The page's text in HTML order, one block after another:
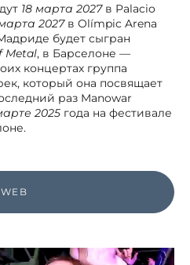
18 марта 2027в Palacio
2027в Olímpic Arena
будет сыгран
Metal, в Барселоне —
концертах группа
который она посвящает
раз Manowar
2025 года на фестивале
WEB